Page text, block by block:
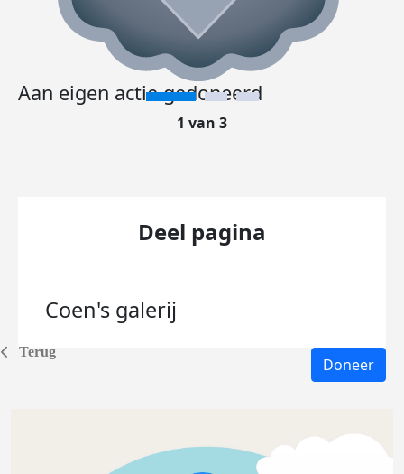
Terug
Aan eigen actie gedoneerd
1 van 3
Deel pagina
Coen's galerij
Doneer